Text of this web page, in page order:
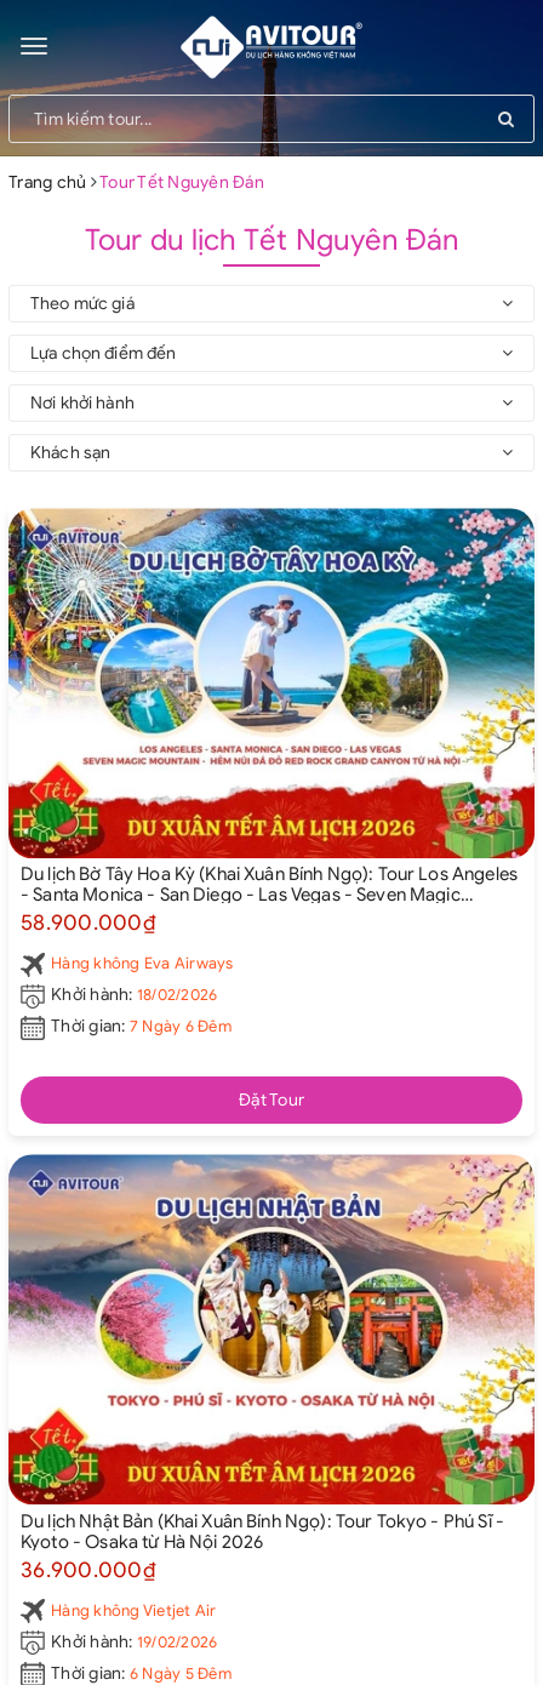
Toggle
navigation
Trang chủ Tour Tết Nguyên Đán
Tour du lịch Tết Nguyên Đán
Theo mức giá
Lựa chọn điểm đến
Nơi khởi hành
Khách sạn
Du lịch Bờ Tây Hoa Kỳ (Khai Xuân Bính Ngọ): Tour Los Angeles
- Santa Monica - San Diego - Las Vegas - Seven Magic
Mountain - Hẻm Núi Đá Đỏ Red Rock Grand Canyon từ Hà
Nội 2026
58.900.000₫
Hàng không Eva Airways
Khởi hành: 18/02/2026
Thời gian: 7 Ngày 6 Đêm
Đặt Tour
Du lịch Nhật Bản (Khai Xuân Bính Ngọ): Tour Tokyo - Phú Sĩ -
Kyoto - Osaka từ Hà Nội 2026
36.900.000₫
Hàng không Vietjet Air
Khởi hành: 19/02/2026
Thời gian: 6 Ngày 5 Đêm